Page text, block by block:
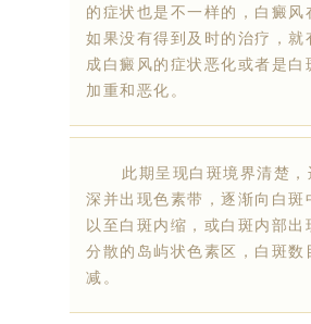
的症状也是不一样的，白癜风
如果没有得到及时的治疗，就
成白癜风的症状恶化或者是白
加重和恶化。
此期呈现白斑境界清楚，
深并出现色素带，逐渐向白斑
以至白斑内缩，或白斑内部出
分散的岛屿状色素区，白斑数
减。